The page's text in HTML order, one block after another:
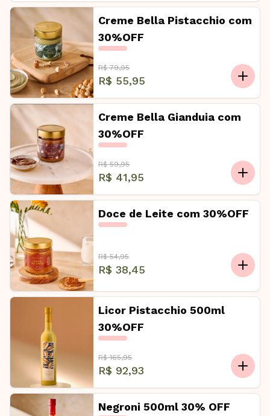
Creme Bella Pistacchio com
30%OFF
R$ 79,95
R$ 55,95
Creme Bella Gianduia com
30%OFF
R$ 59,95
R$ 41,95
Doce de Leite com 30%OFF
R$ 54,95
R$ 38,45
Licor Pistacchio 500ml
30%OFF
R$ 165,95
R$ 92,93
Negroni 500ml 30% OFF